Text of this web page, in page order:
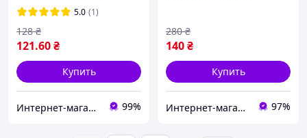
5.0 (1)
121.60₴
128 ₴
Купить
Интернет-магазин "Magnit" 99%
140₴
280 ₴
Купить
Интернет-магазин «Валіза». 97%